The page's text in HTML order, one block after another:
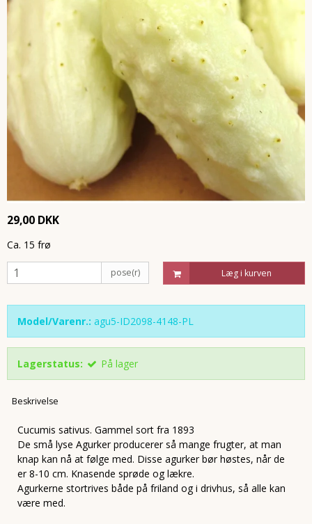
29,00 DKK
Ca. 15 frø
pose(r) Læg i kurven
Model/Varenr.: agu5-ID2098-4148-PL
Lagerstatus: På lager
Beskrivelse
Cucumis sativus. Gammel sort fra 1893
De små lyse Agurker producerer så mange frugter, at man
knap kan nå at følge med. Disse agurker bør høstes, når de
er 8-10 cm. Knasende sprøde og lækre.
Agurkerne stortrives både på friland og i drivhus, så alle kan
være med.